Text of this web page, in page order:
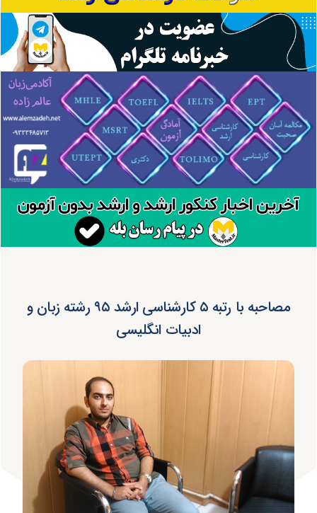
مصاحبه با رتبه ۵ کارشناسی ارشد ۹۵ رشته زبان و
ادبیات انگلیسی